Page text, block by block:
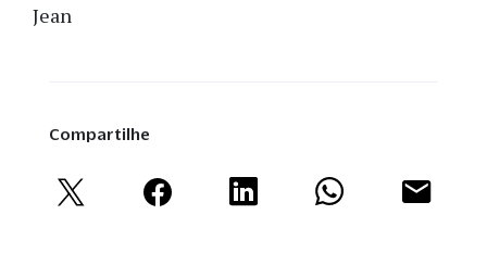
Jean
Compartilhe